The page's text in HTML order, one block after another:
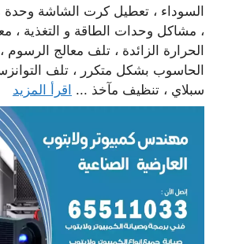
السوداء ، تعطيل كرت الشاشة وحدة
، مشاكل وحدات الطاقة و التغذية ،
الحرارة الزائدة ، تلف معالج الرسوم ،
الحاسوب بشكل متكرر ، تلف
سبلاي ، تنظيف مآخذ ... اقرأ المزيد